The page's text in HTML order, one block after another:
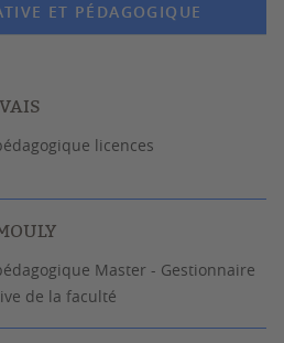
ET PÉDAGOGIQUE
licences
Master - Gestionnaire
de la faculté